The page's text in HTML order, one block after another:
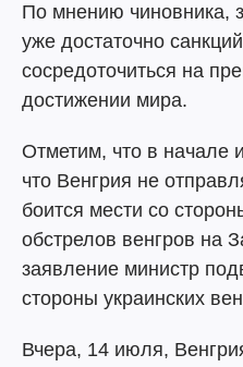
По мнению чиновника,
уже достаточно
сосредоточиться на
достижении мира.
Отметим, что в
что Венгрия не
боится мести со
обстрелов венгров на
заявление министр
стороны украинских
Вчера, 14 июля,